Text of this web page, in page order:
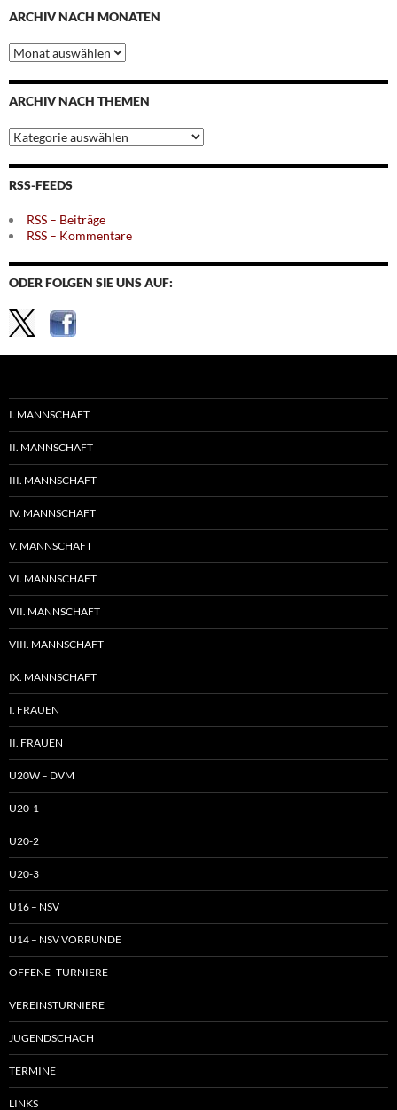
ARCHIV NACH MONATEN
Archiv
nach
Monaten
ARCHIV NACH THEMEN
Archiv
nach
Themen
RSS-FEEDS
RSS – Beiträge
RSS – Kommentare
ODER FOLGEN SIE UNS AUF:
I. MANNSCHAFT
II. MANNSCHAFT
III. MANNSCHAFT
IV. MANNSCHAFT
V. MANNSCHAFT
VI. MANNSCHAFT
VII. MANNSCHAFT
VIII. MANNSCHAFT
IX. MANNSCHAFT
I. FRAUEN
II. FRAUEN
U20W – DVM
U20-1
U20-2
U20-3
U16 – NSV
U14 – NSV VORRUNDE
OFFENE TURNIERE
VEREINSTURNIERE
JUGENDSCHACH
TERMINE
LINKS